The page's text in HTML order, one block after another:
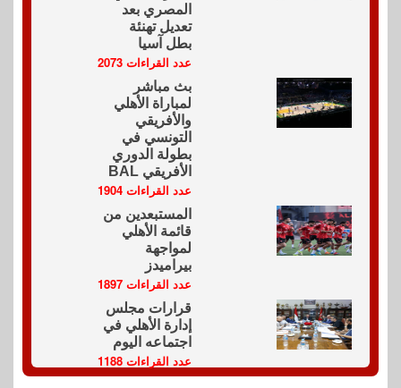
المصري بعد
تعديل تهنئة
بطل آسيا
عدد القراءات 2073
بث مباشر
لمباراة الأهلي
والأفريقي
التونسي في
بطولة الدوري
الأفريقي BAL
عدد القراءات 1904
المستبعدين من
قائمة الأهلي
لمواجهة
بيراميدز
عدد القراءات 1897
قرارات مجلس
إدارة الأهلي في
اجتماعه اليوم
عدد القراءات 1188